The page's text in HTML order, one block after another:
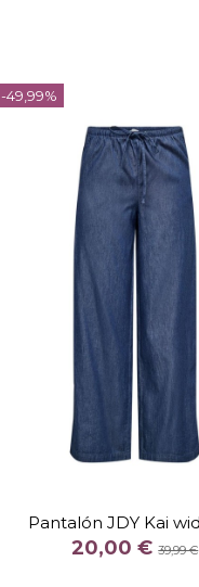
-49,99%
Pantalón JDY Kai
20,00 €39,99 €
COLOR